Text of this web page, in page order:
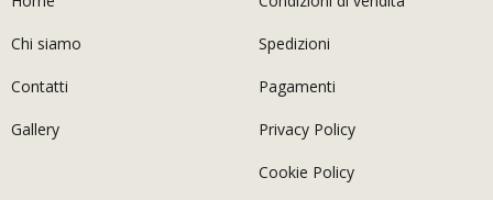
Chi siamo
Contatti
Gallery
Spedizioni
Pagamenti
Privacy Policy
Cookie Policy